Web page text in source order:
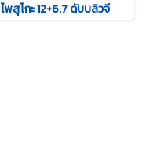
ไพสุโกะ 12+6.7 ดับบลิวจี